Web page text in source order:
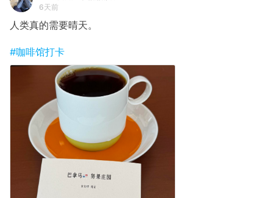
6天前
人类真的需要晴天。
#咖啡馆打卡